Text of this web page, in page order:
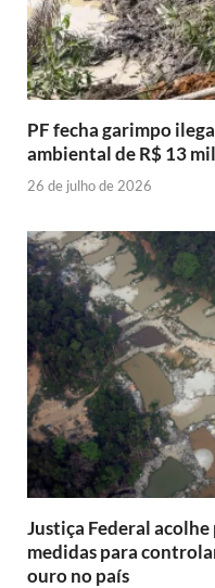
PF fecha garimpo
ambiental de R$ 13
26 de julho de 2026
Justiça Federal
medidas para
ouro no país